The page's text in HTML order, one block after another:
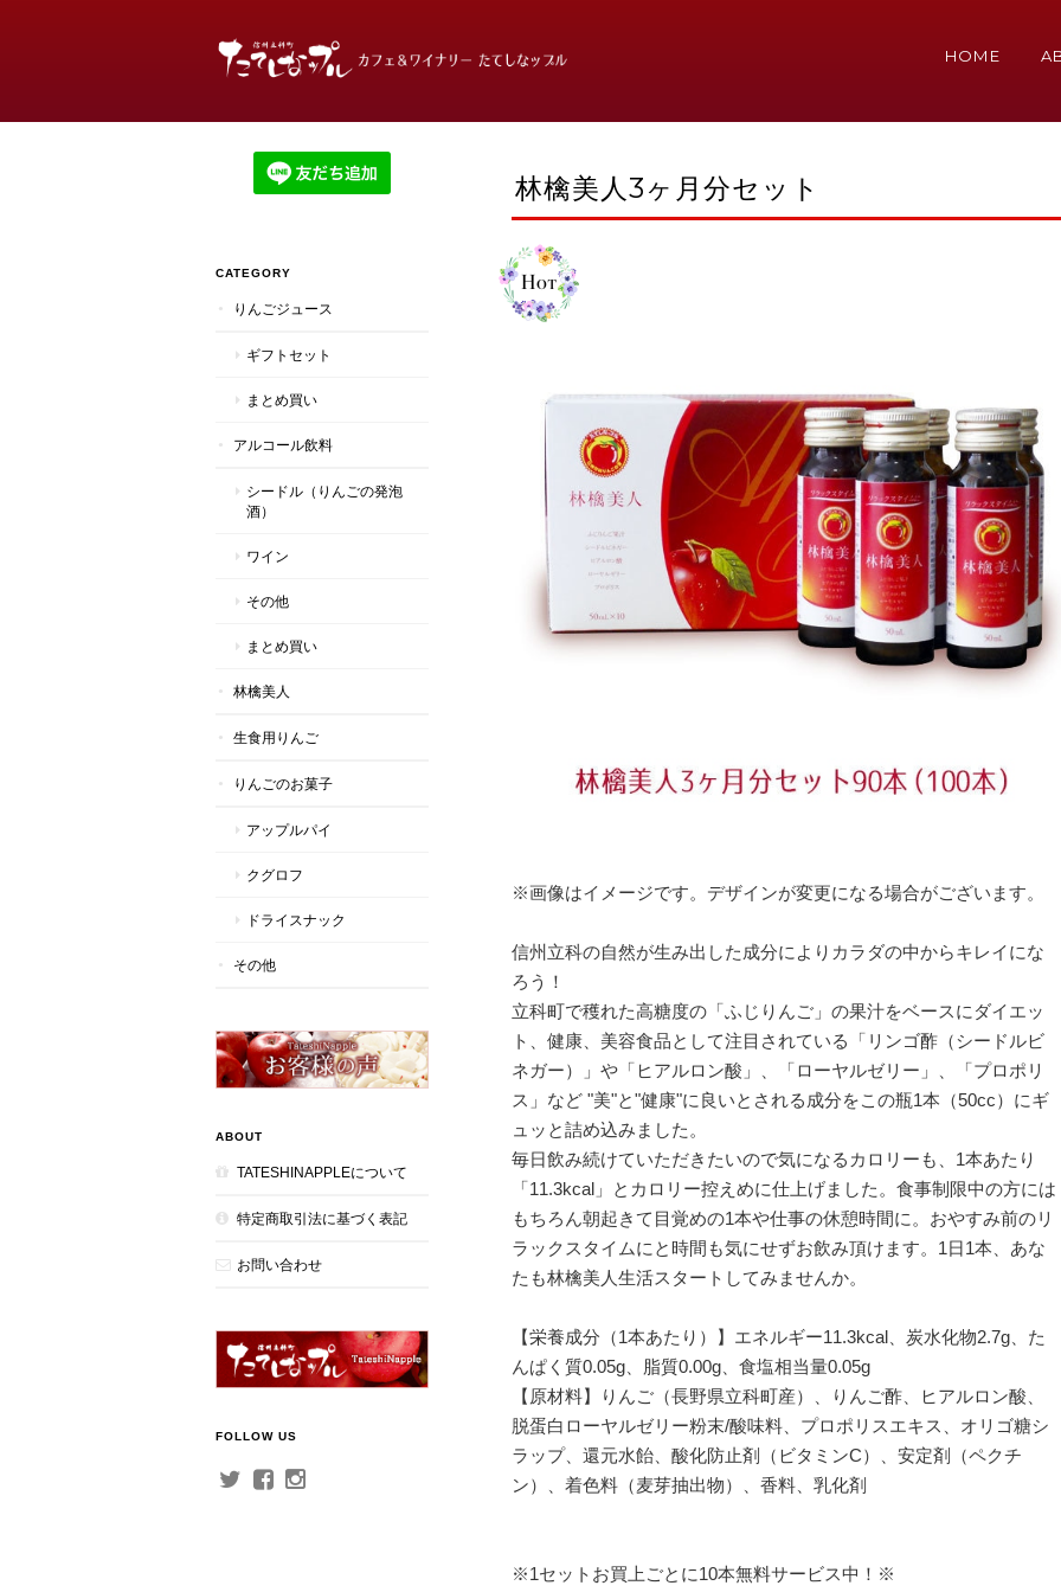
HOME
林檎美人3ヶ月分セット
※画像はイメージです。デザインが変更になる場合がございます。
信州立科の自然が生み出した成分によりカラダの中からキレイにな
ろう！
立科町で穫れた高糖度の「ふじりんご」の果汁をベースにダイエッ
ト、健康、美容食品として注目されている「リンゴ酢（シードルビ
ネガー）」や「ヒアルロン酸」、「ローヤルゼリー」、「プロポリ
ス」など "美"と"健康"に良いとされる成分をこの瓶1本（50cc）にギ
ュッと詰め込みました。
毎日飲み続けていただきたいので気になるカロリーも、1本あたり
「11.3kcal」とカロリー控えめに仕上げました。食事制限中の方には
もちろん朝起きて目覚めの1本や仕事の休憩時間に。おやすみ前のリ
ラックスタイムにと時間も気にせずお飲み頂けます。1日1本、あな
たも林檎美人生活スタートしてみませんか。
【栄養成分（1本あたり）】エネルギー11.3kcal、炭水化物2.7g、た
んぱく質0.05g、脂質0.00g、食塩相当量0.05g
【原材料】りんご（長野県立科町産）、りんご酢、ヒアルロン酸、
脱蛋白ローヤルゼリー粉末/酸味料、プロポリスエキス、オリゴ糖シ
ラップ、還元水飴、酸化防止剤（ビタミンC）、安定剤（ペクチ
ン）、着色料（麦芽抽出物）、香料、乳化剤
※1セットお買上ごとに10本無料サービス中！※
CATEGORY
りんごジュース
ギフトセット
まとめ買い
アルコール飲料
シードル（りんごの発泡
酒）
ワイン
その他
まとめ買い
林檎美人
生食用りんご
りんごのお菓子
アップルパイ
クグロフ
ドライスナック
その他
ABOUT
TATESHINAPPLEについて
特定商取引法に基づく表記
お問い合わせ
FOLLOW US